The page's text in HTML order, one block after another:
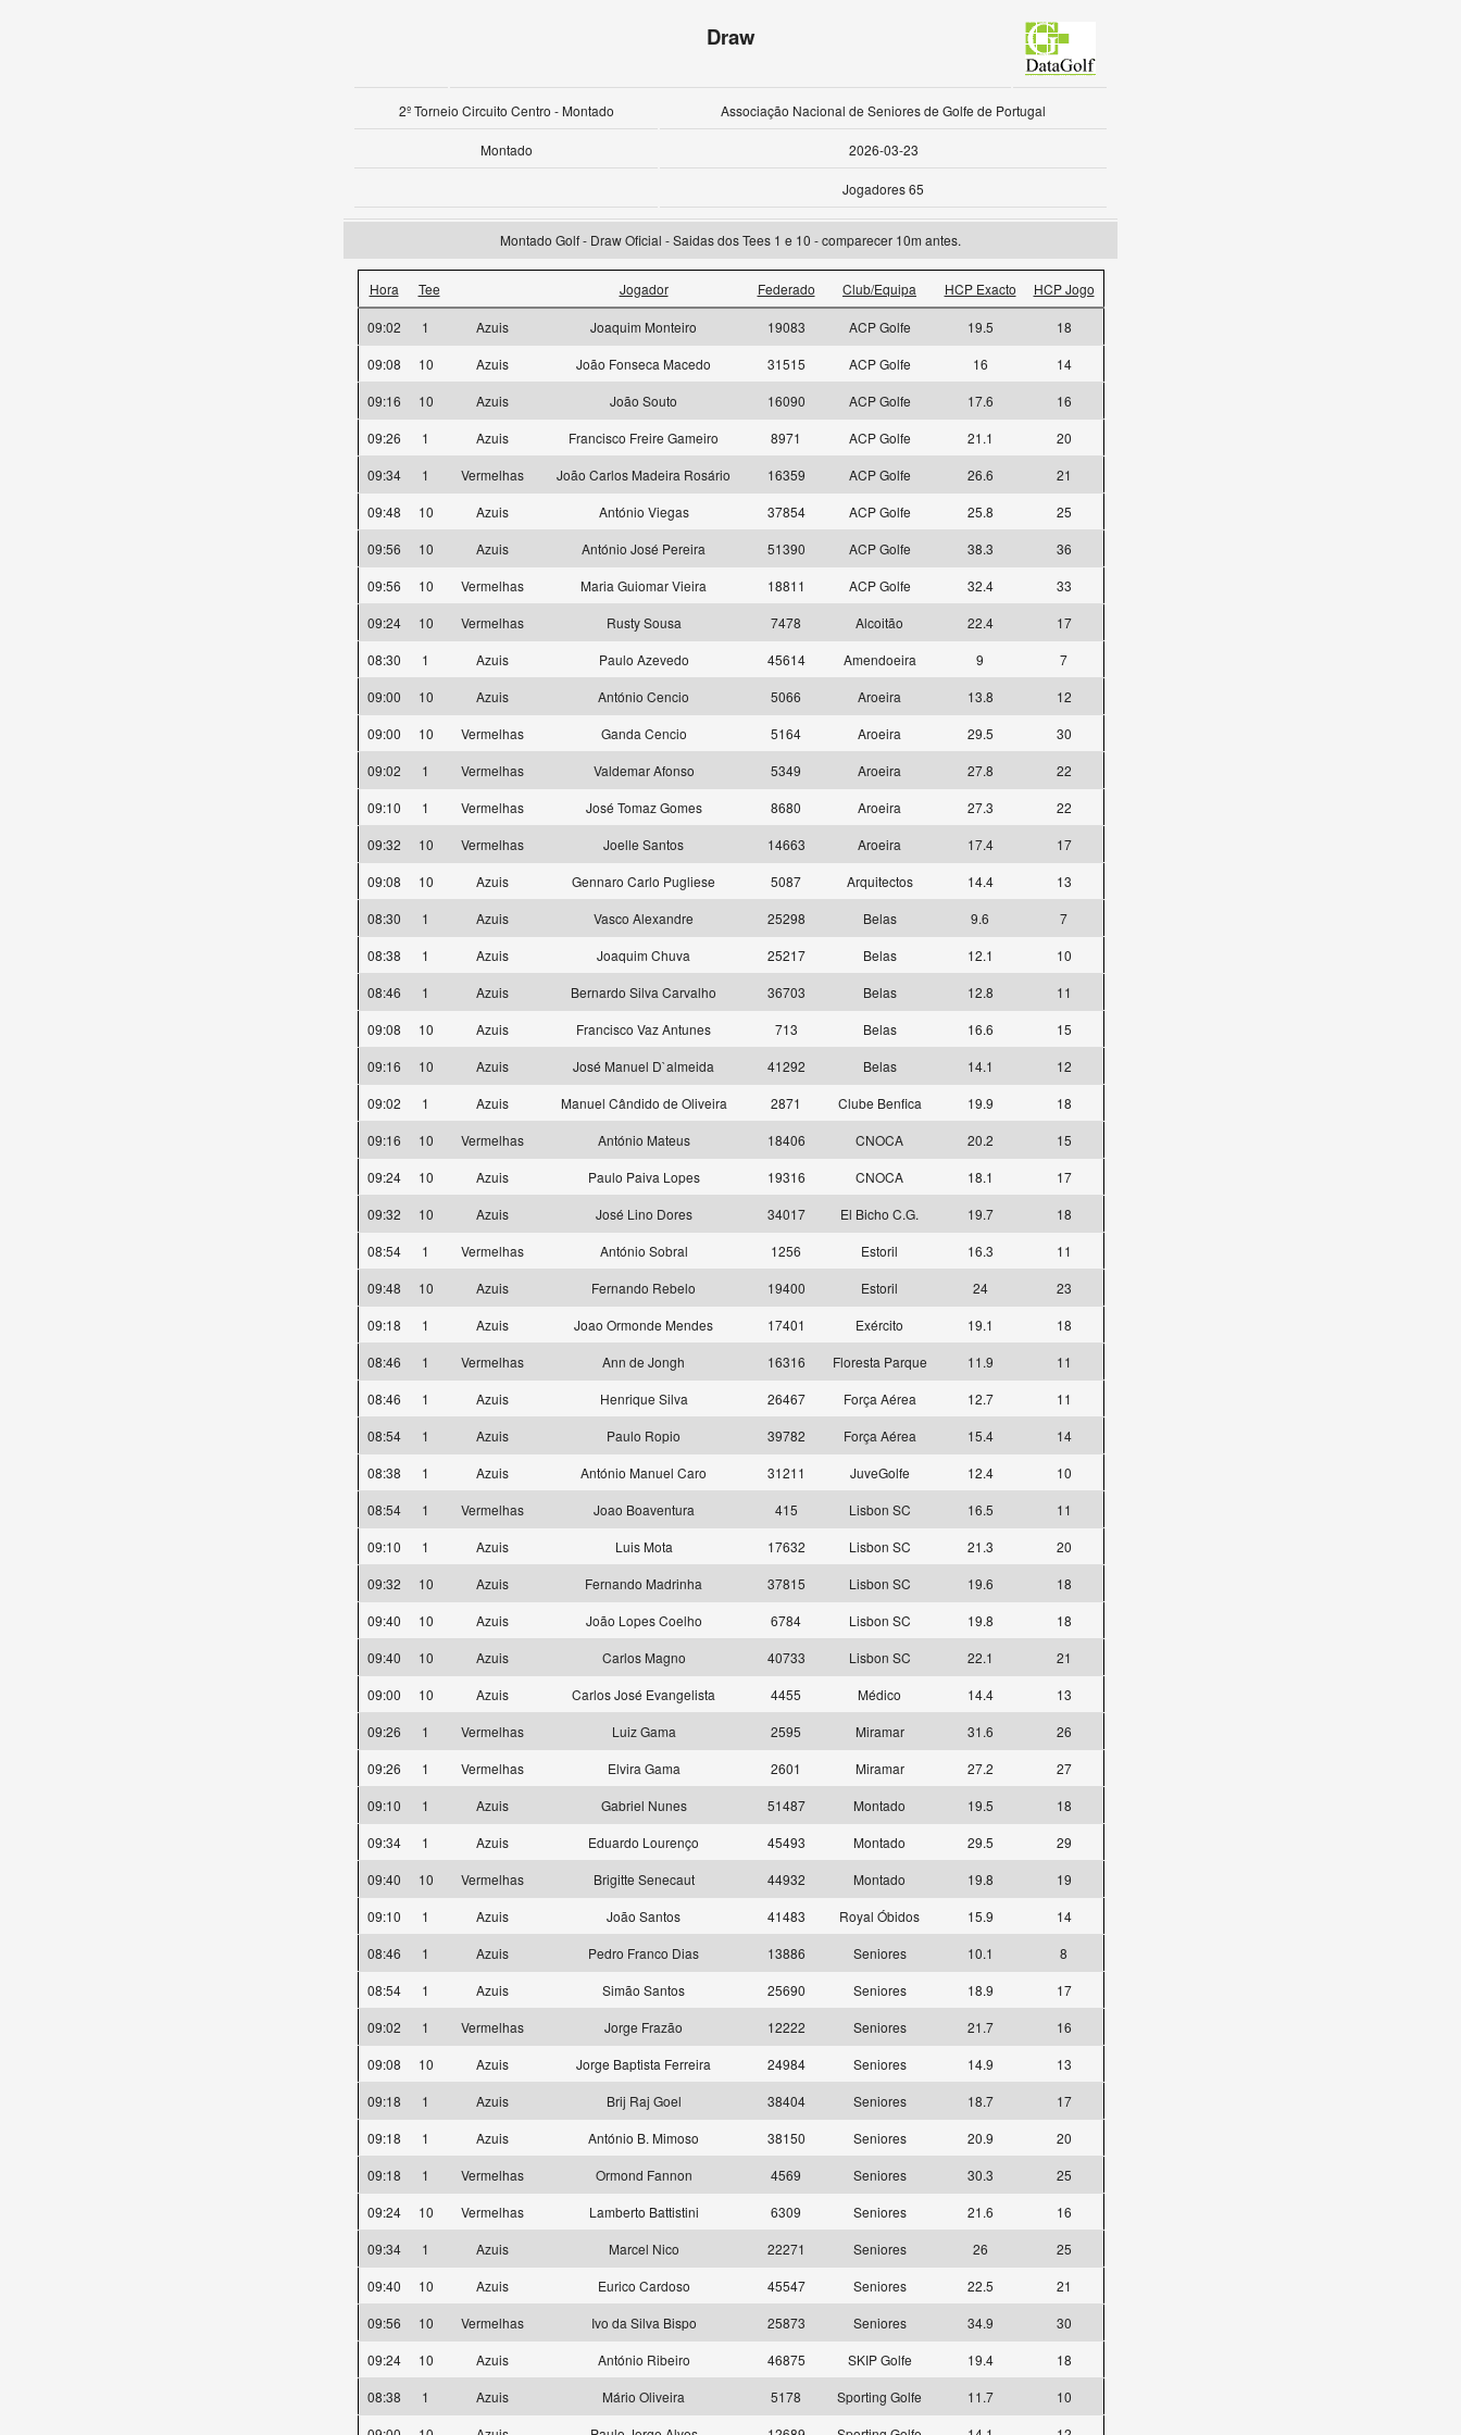
Draw
2º Torneio Circuito Centro - Montado Associação Nacional de Seniores de Golfe de Portugal
Montado 2026-03-23
Jogadores 65
Montado Golf - Draw Oficial - Saidas dos Tees 1 e 10 - comparecer 10m antes.
Hora Tee Jogador Federado Club/Equipa HCP Exacto HCP Jogo
09:02 1 Azuis Joaquim Monteiro 19083 ACP Golfe 19.5
18
09:08
10 Azuis João Fonseca Macedo 31515 ACP Golfe 16
14
09:16
10 Azuis João Souto 16090 ACP Golfe 17.6
16
09:26
1 Azuis Francisco Freire Gameiro 8971 ACP Golfe 21.1
20
09:34
1 Vermelhas João Carlos Madeira Rosário 16359 ACP Golfe 26.6
21
09:48
10 Azuis António Viegas 37854 ACP Golfe 25.8
25
09:56
10 Azuis António José Pereira 51390 ACP Golfe 38.3
36
09:56
10 Vermelhas Maria Guiomar Vieira 18811 ACP Golfe 32.4
33
09:24
10 Vermelhas Rusty Sousa 7478 Alcoitão 22.4
17
08:30
1 Azuis Paulo Azevedo 45614 Amendoeira 9
7
09:00
10 Azuis António Cencio 5066 Aroeira 13.8
12
09:00
10 Vermelhas Ganda Cencio 5164 Aroeira 29.5
30
09:02
1 Vermelhas Valdemar Afonso 5349 Aroeira 27.8
22
09:10
1 Vermelhas José Tomaz Gomes 8680 Aroeira 27.3
22
09:32
10 Vermelhas Joelle Santos 14663 Aroeira 17.4
17
09:08
10 Azuis Gennaro Carlo Pugliese 5087 Arquitectos 14.4
13
08:30
1 Azuis Vasco Alexandre 25298 Belas 9.6
7
08:38
1 Azuis Joaquim Chuva 25217 Belas 12.1
10
08:46
1 Azuis Bernardo Silva Carvalho 36703 Belas 12.8
11
09:08
10 Azuis Francisco Vaz Antunes 713 Belas 16.6
15
09:16
10 Azuis José Manuel D`almeida 41292 Belas 14.1
12
09:02
1 Azuis Manuel Cândido de Oliveira 2871 Clube Benfica 19.9
18
09:16
10 Vermelhas António Mateus 18406 CNOCA 20.2
15
09:24
10 Azuis Paulo Paiva Lopes 19316 CNOCA 18.1
17
09:32
10 Azuis José Lino Dores 34017 El Bicho C.G. 19.7
18
08:54
1 Vermelhas António Sobral 1256 Estoril 16.3
11
09:48
10 Azuis Fernando Rebelo 19400 Estoril 24
23
09:18
1 Azuis Joao Ormonde Mendes 17401 Exército 19.1
18
08:46
1 Vermelhas Ann de Jongh 16316 Floresta Parque 11.9
11
08:46
1 Azuis Henrique Silva 26467 Força Aérea 12.7
11
08:54
1 Azuis Paulo Ropio 39782 Força Aérea 15.4
14
08:38
1 Azuis António Manuel Caro 31211 JuveGolfe 12.4
10
08:54
1 Vermelhas Joao Boaventura 415 Lisbon SC 16.5
11
09:10
1 Azuis Luis Mota 17632 Lisbon SC 21.3
20
09:32
10 Azuis Fernando Madrinha 37815 Lisbon SC 19.6
18
09:40
10 Azuis João Lopes Coelho 6784 Lisbon SC 19.8
18
09:40
10 Azuis Carlos Magno 40733 Lisbon SC 22.1
21
09:00
10 Azuis Carlos José Evangelista 4455 Médico 14.4
13
09:26
1 Vermelhas Luiz Gama 2595 Miramar 31.6
26
09:26
1 Vermelhas Elvira Gama 2601 Miramar 27.2
27
09:10
1 Azuis Gabriel Nunes 51487 Montado 19.5
18
09:34
1 Azuis Eduardo Lourenço 45493 Montado 29.5
29
09:40
10 Vermelhas Brigitte Senecaut 44932 Montado 19.8
19
09:10
1 Azuis João Santos 41483 Royal Óbidos 15.9
14
08:46
1 Azuis Pedro Franco Dias 13886 Seniores 10.1
8
08:54
1 Azuis Simão Santos 25690 Seniores 18.9
17
09:02
1 Vermelhas Jorge Frazão 12222 Seniores 21.7
16
09:08
10 Azuis Jorge Baptista Ferreira 24984 Seniores 14.9
13
09:18
1 Azuis Brij Raj Goel 38404 Seniores 18.7
17
09:18
1 Azuis António B. Mimoso 38150 Seniores 20.9
20
09:18
1 Vermelhas Ormond Fannon 4569 Seniores 30.3
25
09:24
10 Vermelhas Lamberto Battistini 6309 Seniores 21.6
16
09:34
1 Azuis Marcel Nico 22271 Seniores 26
25
09:40
10 Azuis Eurico Cardoso 45547 Seniores 22.5
21
09:56
10 Vermelhas Ivo da Silva Bispo 25873 Seniores 34.9
30
09:24
10 Azuis António Ribeiro 46875 SKIP Golfe 19.4
18
08:38
1 Azuis Mário Oliveira 5178 Sporting Golfe 11.7
10